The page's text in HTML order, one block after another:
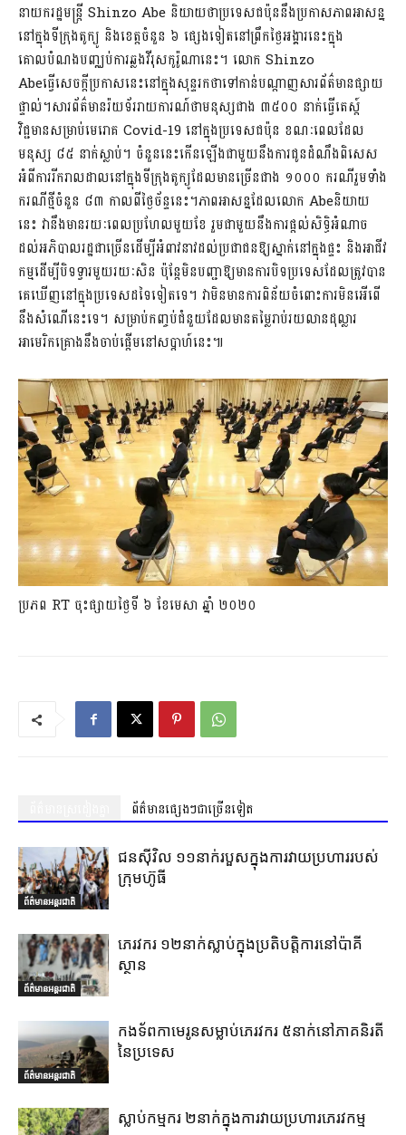
នាយករដ្ឋមន្រ្តី Shinzo Abe និយាយថាប្រទេសជប៉ុននឹងប្រកាសភាពអាសន្ន
នៅក្នុងទីក្រុងតូក្យូ និងខេត្តចំនួន ៦ ផ្សេងទៀតនៅព្រឹកថ្ងៃអង្គារនេះក្នុង
គោលបំណងបញ្ឈប់ការឆ្លងវីរុសកូរ៉ូណានេះ។ លោក Shinzo
Abeធ្វើសេចក្តីប្រកាសនេះនៅក្នុងសុន្ទរកថាទៅកាន់បណ្តាញសារព័ត៌មានផ្សាយ
ផ្ទាល់។សារព័ត៌មានរ៉យទ័ររាយការណ៍ថាមនុស្សជាង ៣៥០០ នាក់ធ្វើតេស្ត៍
វិជ្ជមានសម្រាប់មេរោគ Covid-19 នៅក្នុងប្រទេសជប៉ុន ខណៈពេលដែល
មនុស្ស ៨៥ នាក់ស្លាប់។ ចំនួននេះកើនឡើងជាមួយនឹងការជូនដំណឹងពិសេស
អំពីការរីករាលដាលនៅក្នុងទីក្រុងតូក្យូដែលមានច្រើនជាង ១០០០ ករណីរួមទាំង
ករណីថ្មីចំនួន ៨៣ កាលពីថ្ងៃច័ន្ទនេះ។ភាពអាសន្នដែលលោក Abeនិយាយ
នេះ វានឹងមានរយៈពេលប្រហែលមួយខែ រួមជាមួយនឹងការផ្តល់សិទ្ធិអំណាច
ដល់អភិបាលរដ្ឋជាច្រើនដើម្បីអំពាវនាវដល់ប្រជាជនឱ្យស្នាក់នៅក្នុងផ្ទះ និងអាជីវ
កម្មដើម្បីបិទទ្វារមួយរយៈសិន ប៉ុន្តែមិនបញ្ជាឱ្យមានការបិទប្រទេសដែលត្រូវបាន
គេឃើញនៅក្នុងប្រទេសដទៃទៀតទេ។ វាមិនមានការពិន័យចំពោះការមិនអើពើ
នឹងសំណើនេះទេ។ សម្រាប់កញ្ចប់ជំនួយដែលមានតម្លៃរាប់រយលានដុល្លារ
អាមេរិកគ្រោងនឹងចាប់ផ្តើមនៅសប្តាហ៍នេះ៕
ប្រភព RT ចុះផ្សាយថ្ងៃទី ៦ ខែមេសា ឆ្នាំ ២០២០
ព័ត៌មានផ្សេងៗជាច្រើនទៀត
ព័ត៌មានអន្តរជាតិ
ជនស៊ីវិល ១១នាក់របួសក្នុងការវាយប្រហាររបស់
ក្រុមហ៊ូធី
ព័ត៌មានអន្តរជាតិ
ភេរវករ ១២នាក់ស្លាប់ក្នុងប្រតិបត្តិការនៅប៉ាគី
ស្ថាន
ព័ត៌មានអន្តរជាតិ
កងទ័ពកាមេរូនសម្លាប់ភេរវករ ៥នាក់នៅភាគនិរតី
នៃប្រទេស
ស្លាប់កម្មករ ២នាក់ក្នុងការវាយប្រហារភេរវកម្ម